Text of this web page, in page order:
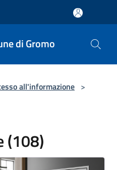
di Gromo
all'informazione >
(108)